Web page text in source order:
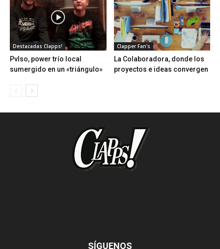
Destacadas Clapps!
Pvlso, power trío local
sumergido en un «triángulo»
Clapper Fan's
La Colaboradora, donde los
proyectos e ideas convergen
SÍGUENOS